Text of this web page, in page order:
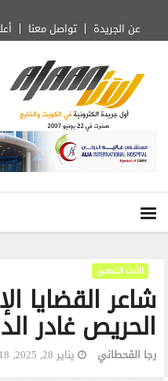
تواصل معنا عن الجريدة
شاعر القضايا
الحريص غادر
الأدب الشعبي
رجا القحطاني يناير 28, 2025, 12:18 ص